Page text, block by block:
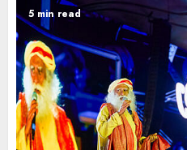
5 min read